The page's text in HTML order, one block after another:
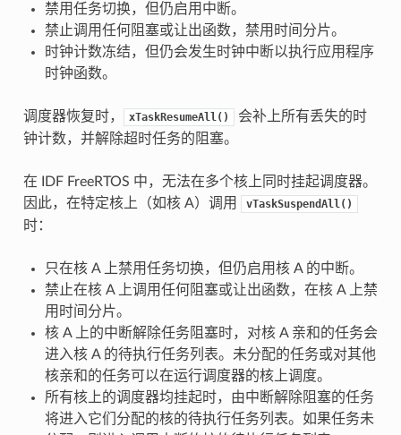
禁用任务切换，但仍启用中断。
禁止调用任何阻塞或让出函数，禁用时间分片。
时钟计数冻结，但仍会发生时钟中断以执行应用程序
时钟函数。
调度器恢复时， xTaskResumeAll()
会补上所有丢失的时
钟计数，并解除超时任务的阻塞。
在 IDF FreeRTOS 中，无法在多个核上同时挂起调度器。
因此，在特定核上（如核 A）调用
vTaskSuspendAll()
时：
只在核 A 上禁用任务切换，但仍启用核 A 的中断。
禁止在核 A 上调用任何阻塞或让出函数，在核 A 上禁
用时间分片。
核 A 上的中断解除任务阻塞时，对核 A 亲和的任务会
进入核 A 的待执行任务列表。未分配的任务或对其他
核亲和的任务可以在运行调度器的核上调度。
所有核上的调度器均挂起时，由中断解除阻塞的任务
将进入它们分配的核的待执行任务列表。如果任务未